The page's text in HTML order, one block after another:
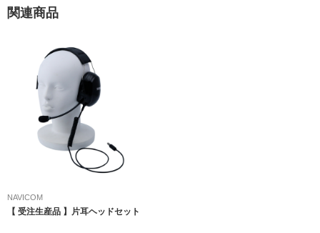
関連商品
NAVICOM
【 受注生産品 】片耳ヘッドセット